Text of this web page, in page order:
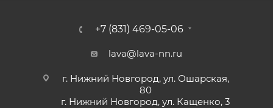
+7 (831) 469-05-06
lava@lava-nn.ru
г. Нижний Новгород, ул. Ошарская,
80
г. Нижний Новгород, ул. Кащенко, 3